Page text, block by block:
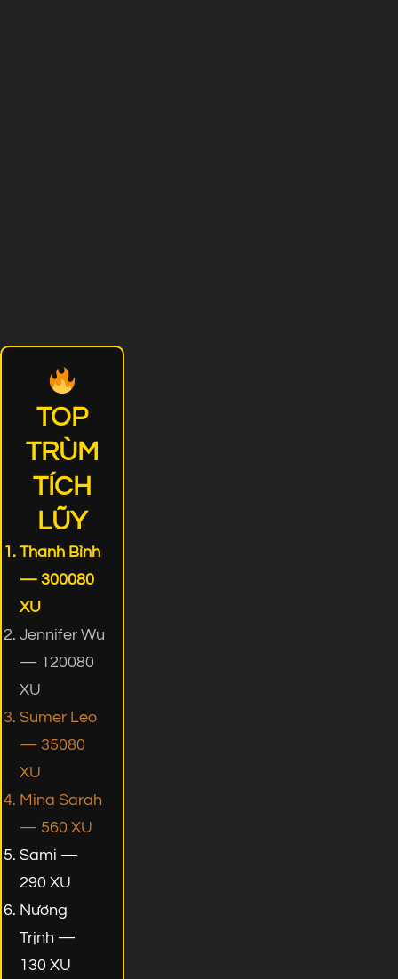
TOP
TRÙM
TÍCH
LŨY
Thanh Bình
— 300080
XU
Jennifer Wu
— 120080
XU
Sumer Leo
— 35080
XU
Mina Sarah
— 560 XU
Sami —
290 XU
Nương
Trịnh —
130 XU